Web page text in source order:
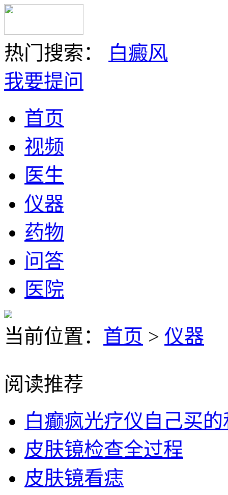
热门搜索：
白癜风
我要提问
首页
视频
医生
仪器
药物
问答
医院
当前位置： 首页 > 仪器
阅读推荐
白癫疯光疗仪自己买
皮肤镜检查全过程
皮肤镜看痣